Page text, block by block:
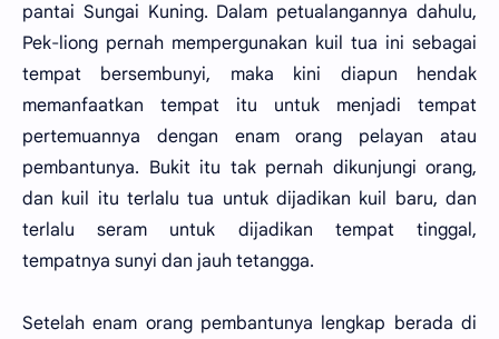
pantai Sungai Kuning. Dalam petualangannya dahulu,
Pek-liong pernah mempergunakan kuil tua ini sebagai
tempat bersembunyi, maka kini diapun hendak
memanfaatkan tempat itu untuk menjadi tempat
pertemuannya dengan enam orang pelayan atau
pembantunya. Bukit itu tak pernah dikunjungi orang,
dan kuil itu terlalu tua untuk dijadikan kuil baru, dan
terlalu seram untuk dijadikan tempat tinggal,
tempatnya sunyi dan jauh tetangga.
Setelah enam orang pembantunya lengkap berada di